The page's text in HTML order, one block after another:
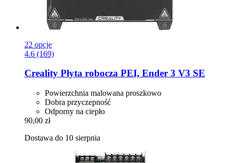
22 opcje
4.6 (169)
Creality Płyta robocza PEI, Ender 3 V3 SE
Powierzchnia malowana proszkowo
Dobra przyczepność
Odporny na ciepło
90,00 zł
Dostawa do 10 sierpnia